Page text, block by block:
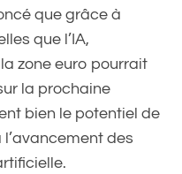
que grâce à
que l’IA,
zone euro pourrait
la prochaine
bien le potentiel de
des